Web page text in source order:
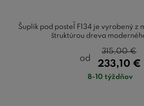
Šuplík pod posteľ F134 je vyrobený z
štruktúrou dreva
od
233,10 €
315,00€
8-10 týždňov